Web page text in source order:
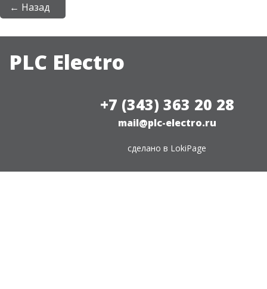
← Назад
PLC Electro
+7 (343) 363 20 28
mail@plc-electro.ru
сделано в LokiPage